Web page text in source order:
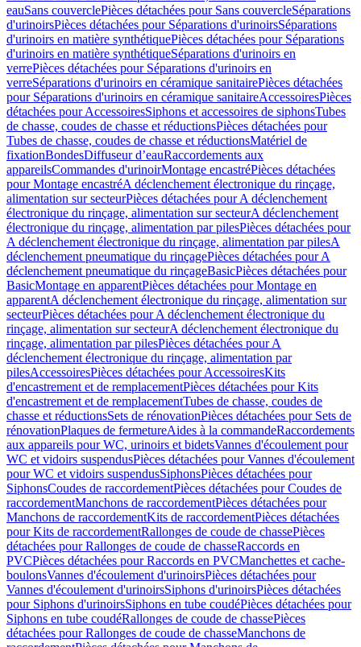
eauSans couverclePièces détachées pour Sans couvercleSéparations
d'urinoirsPièces détachées pour Séparations d'urinoirsSéparations
d'urinoirs en matière synthétiquePièces détachées pour Séparations
d'urinoirs en matière synthétiqueSéparations d'urinoirs en
verrePièces détachées pour Séparations d'urinoirs en
verreSéparations d'urinoirs en céramique sanitairePièces détachées
pour Séparations d'urinoirs en céramique sanitaireAccessoiresPièces
détachées pour AccessoiresSiphons et accessoires de siphonsTubes
de chasse, coudes de chasse et réductionsPièces détachées pour
Tubes de chasse, coudes de chasse et réductionsMatériel de
fixationBondesDiffuseur d’eauRaccordements aux
appareilsCommandes d'urinoirMontage encastréPièces détachées
pour Montage encastréA déclenchement électronique du rinçage,
alimentation sur secteurPièces détachées pour A déclenchement
électronique du rinçage, alimentation sur secteurA déclenchement
électronique du rinçage, alimentation par pilesPièces détachées pour
A déclenchement électronique du rinçage, alimentation par pilesA
déclenchement pneumatique du rinçagePièces détachées pour A
déclenchement pneumatique du rinçageBasicPièces détachées pour
BasicMontage en apparentPièces détachées pour Montage en
apparentA déclenchement électronique du rinçage, alimentation sur
secteurPièces détachées pour A déclenchement électronique du
rinçage, alimentation sur secteurA déclenchement électronique du
rinçage, alimentation par pilesPièces détachées pour A
déclenchement électronique du rinçage, alimentation par
pilesAccessoiresPièces détachées pour AccessoiresKits
d'encastrement et de remplacementPièces détachées pour Kits
d'encastrement et de remplacementTubes de chasse, coudes de
chasse et réductionsSets de rénovationPièces détachées pour Sets de
rénovationPlaques de fermetureAides à la commandeRaccordements
aux appareils pour WC, urinoirs et bidetsVannes d'écoulement pour
WC et vidoirs suspendusPièces détachées pour Vannes d'écoulement
pour WC et vidoirs suspendusSiphonsPièces détachées pour
SiphonsCoudes de raccordementPièces détachées pour Coudes de
raccordementManchons de raccordementPièces détachées pour
Manchons de raccordementKits de raccordementPièces détachées
pour Kits de raccordementRallonges de coude de chassePièces
détachées pour Rallonges de coude de chasseRaccords en
PVCPièces détachées pour Raccords en PVCManchettes et cache-
boulonsVannes d'écoulement d'urinoirsPièces détachées pour
Vannes d'écoulement d'urinoirsSiphons d'urinoirsPièces détachées
pour Siphons d'urinoirsSiphons en tube coudéPièces détachées pour
Siphons en tube coudéRallonges de coude de chassePièces
détachées pour Rallonges de coude de chasseManchons de